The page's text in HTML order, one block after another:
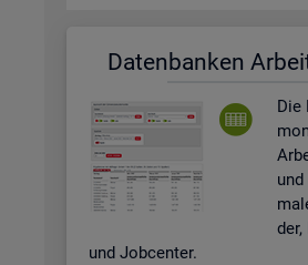
Da­ten­ban­ken
Die
und Job­cen­ter.